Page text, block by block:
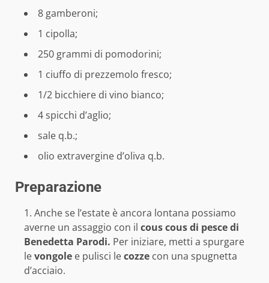
8 gamberoni;
1 cipolla;
250 grammi di pomodorini;
1 ciuffo di prezzemolo fresco;
1/2 bicchiere di vino bianco;
4 spicchi d’aglio;
sale q.b.;
olio extravergine d’oliva q.b.
Preparazione
Anche se l’estate è ancora lontana possiamo
averne un assaggio con il cous cous di pesce di
Benedetta Parodi. Per iniziare, metti a spurgare
levongole e pulisci lecozze con una spugnetta
d’acciaio.